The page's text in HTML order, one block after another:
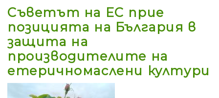
Съветът на ЕС прие
позицията на България в
защита на
производителите на
етеричномаслени култури